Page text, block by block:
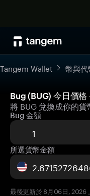
Tangem Wallet 幣與代
Bug (BUG) 今日價
將 BUG 兌換成你的貨
Bug 金額
所選貨幣金額
最後更新於 8月06日, 2026